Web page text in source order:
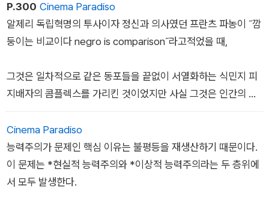
P.300 Cinema Paradiso
알제리 독립혁명의 투사이자 정신과 의사였던 프란츠 파농이 ˝깜
둥이는 비교이다 negro is comparison˝라고적었을 때,
그것은 일차적으로 같은 동포들을 끝없이 서열화하는 식민지 피
지배자의 콤플렉스를 가리킨 것이었지만 사실 그것은 인간의 보
편적 특성이기도 하다.
지배자들조차 궁금적으로는 힘 숭배의 노예들이다. 식민지에서
는 힘 숭배가 더 폭력적으로 나타나고, 제국에서는 더 세련되게
나타날 따름이다.
Cinema Paradiso
능력주의가 문제인 핵심 이유는 불평등을 재생산하기 때문이다.
이 문제는 *현실적 능력주의와 *이상적 능력주의라는 두 층위에
서 모두 발생한다.